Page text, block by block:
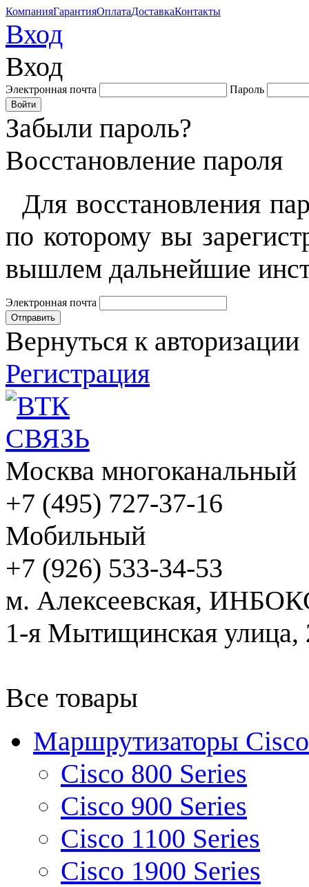
КомпанияГарантияОплатаДоставкаКонтакты
Вход
Вход
Электронная почта Пароль
Забыли пароль?
Восстановление пароля
Для восстановления
по которому вы
вышлем дальнейшие
Электронная почта
Вернуться к авторизации
Регистрация
Москва многоканальный
+7 (495) 727-37-16
Мобильный
+7 (926) 533-34-53
м. Алексеевская,
1-я Мытищинская улица,
Все товары
Маршрутизаторы Cisco
Cisco 800 Series
Cisco 900 Series
Cisco 1100 Series
Cisco 1900 Series